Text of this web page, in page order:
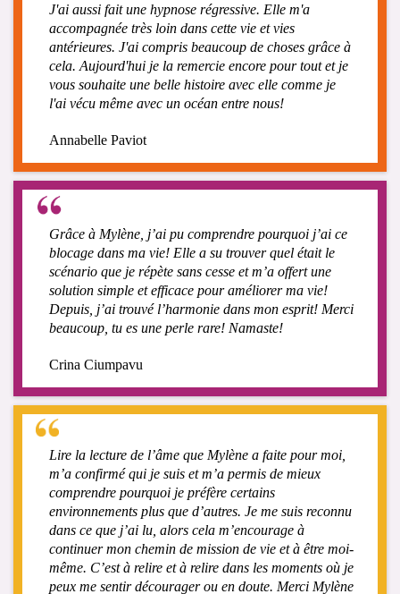
J'ai aussi fait une hypnose régressive. Elle m'a
accompagnée très loin dans cette vie et vies
antérieures. J'ai compris beaucoup de choses grâce à
cela. Aujourd'hui je la remercie encore pour tout et je
vous souhaite une belle histoire avec elle comme je
l'ai vécu même avec un océan entre nous!
Annabelle Paviot
Grâce à Mylène, j’ai pu comprendre pourquoi j’ai ce
blocage dans ma vie! Elle a su trouver quel était le
scénario que je répète sans cesse et m’a offert une
solution simple et efficace pour améliorer ma vie!
Depuis, j’ai trouvé l’harmonie dans mon esprit! Merci
beaucoup, tu es une perle rare! Namaste!
Crina Ciumpavu
Lire la lecture de l’âme que Mylène a faite pour moi,
m’a confirmé qui je suis et m’a permis de mieux
comprendre pourquoi je préfère certains
environnements plus que d’autres. Je me suis reconnu
dans ce que j’ai lu, alors cela m’encourage à
continuer mon chemin de mission de vie et à être moi-
même. C’est à relire et à relire dans les moments où je
peux me sentir décourager ou en doute. Merci Mylène